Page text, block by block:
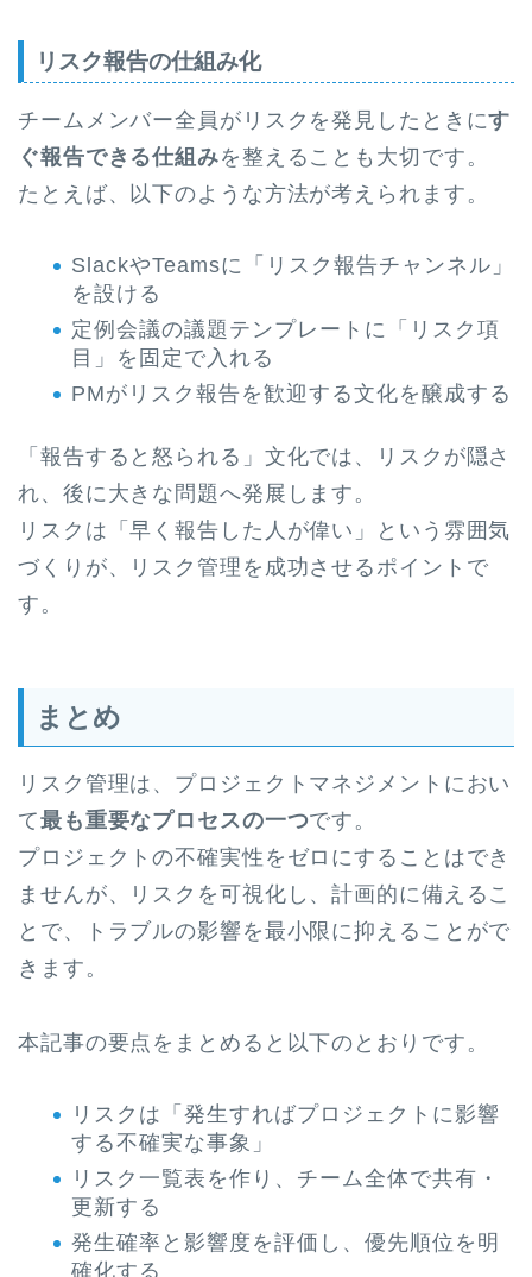
リスク報告の仕組み化
チームメンバー全員がリスクを発見したときにす
ぐ報告できる仕組みを整えることも大切です。
たとえば、以下のような方法が考えられます。
SlackやTeamsに「リスク報告チャンネル」
を設ける
定例会議の議題テンプレートに「リスク項
目」を固定で入れる
PMがリスク報告を歓迎する文化を醸成する
「報告すると怒られる」文化では、リスクが隠さ
れ、後に大きな問題へ発展します。
リスクは「早く報告した人が偉い」という雰囲気
づくりが、リスク管理を成功させるポイントで
す。
まとめ
リスク管理は、プロジェクトマネジメントにおい
て最も重要なプロセスの一つです。
プロジェクトの不確実性をゼロにすることはでき
ませんが、リスクを可視化し、計画的に備えるこ
とで、トラブルの影響を最小限に抑えることがで
きます。
本記事の要点をまとめると以下のとおりです。
リスクは「発生すればプロジェクトに影響
する不確実な事象」
リスク一覧表を作り、チーム全体で共有・
更新する
発生確率と影響度を評価し、優先順位を明
確化する